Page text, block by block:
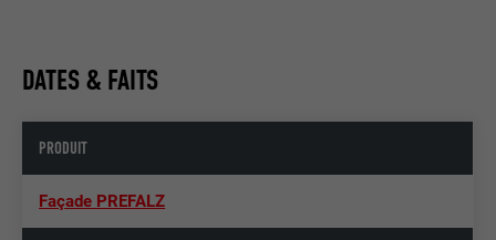
DATES & FAITS
PRODUIT
Façade PREFALZ